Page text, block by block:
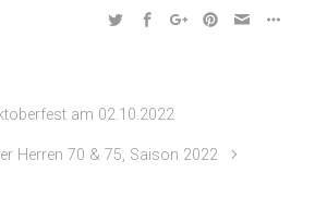
am 02.10.2022
Herren 70 & 75, Saison 2022